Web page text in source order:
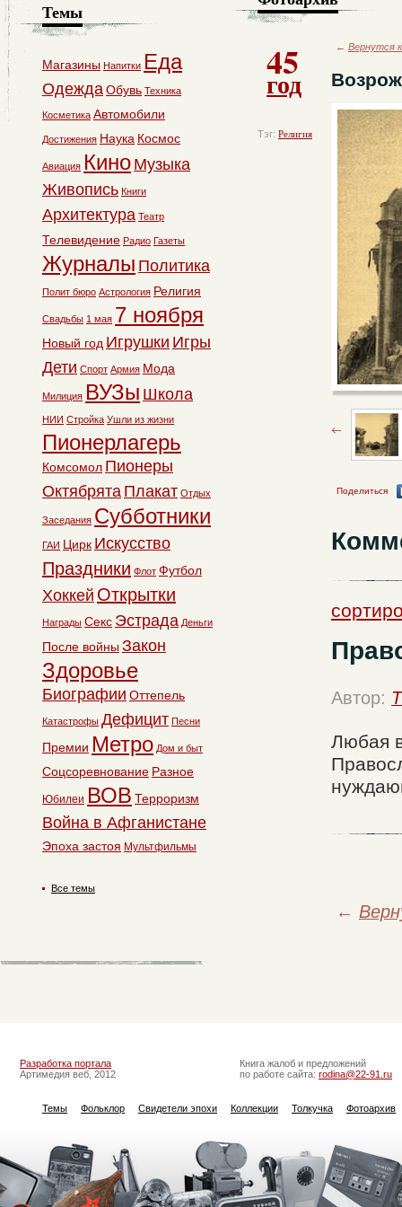
45
год
Тэг: Религия
← Вернутся
Поделиться
Автор:
Любая
←
Темы
Магазины Напитки Еда
ОдеждаОбувь Техника
Косметика Автомобили
Достижения Наука Космос
Авиация Кино Музыка
Живопись Книги
Архитектура Театр
Телевидение Радио Газеты
Журналы Политика
Полит бюро Астрология Религия
Свадьбы 1 мая 7 ноября
Новый год Игрушки Игры
Дети Спорт Армия Мода
Милиция ВУЗы Школа
НИИ Стройка Ушли из жизни
Пионерлагерь
Комсомол Пионеры
Октябрята Плакат Отдых
Заседания Субботники
ГАИ Цирк Искусство
Праздники Флот Футбол
Хоккей Открытки
Награды Секс Эстрада Деньги
После войны Закон
Здоровье
Биографии Оттепель
Катастрофы Дефицит Песни
Премии Метро Дом и быт
Соцсоревнование Разное
Юбилеи ВОВ Терроризм
Война в Афганистане
Эпоха застоя Мультфильмы
Все темы
Разработка портала
Артимедия веб, 2012
Книга жалоб и предложений
по работе сайта: rodina@22-91.ru
Темы Фольклор Свидетели эпохи Коллекции Толкучка Фотоархив